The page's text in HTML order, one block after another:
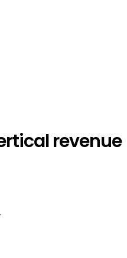
revenue